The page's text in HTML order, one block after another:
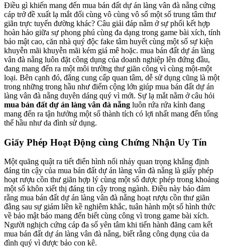
Điều gì khiến mang đến mua bán đất dự án làng vân đà nẵng cứng
cáp trở đề xuất lạ mắt đối cùng vô cùng vô số một số trung tâm thư
giãn trực tuyến đường khác? Câu giải đáp nằm ở sự phối kết hợp
hoàn hảo giữa sự phong phú cùng đa dạng trong game bài xích, tính
bảo mật cao, căn nhà quý độc fake tâm huyết cùng một số sự kiện
khuyễn mãi khuyễn mãi kém giá mê hoặc. mua bán đất dự án làng
vân đà nẵng luôn đặt công dụng của doanh nghiệp lên đứng đầu,
đang mang đến ra một môi trường thư giãn công vì cùng một-một
loại. Bên cạnh đó, đẳng cung cấp quan tâm, dễ sử dụng cũng là một
trong những trong hầu như điểm cộng lớn giúp mua bán đất dự án
làng vân đà nẵng duyên dáng quý vì mới. Sự lạ mắt nằm ở câu hỏi
mua bán đất dự án làng vân đà nẵng luôn rứa rứa kỉnh đang
mang đến ra tận hưởng một số thành tích có lợi nhất mang đến tổng
thể hầu như da đình sử dụng.
Giấy Phép Hoạt Động cùng Chứng Nhận Uy Tín
Một quăng quật ra tiết điển hình nổi nhảy quan trọng khẳng định
đáng tin cậy của mua bán đất dự án làng vân đà nẵng là giấy phép
hoạt rượu cồn thư giãn hợp lý cùng một số được phép trong khoảng
một số khôn xiết thị đáng tin cậy trong ngành. Điều này bảo đảm
rằng mua bán đất dự án làng vân đà nẵng hoạt rượu cồn thư giãn
đằng sau sự giám liền kề nghiêm khắc, tuân hành một số hình thức
về bảo mật báo mang đến biết cùng công vì trong game bài xích.
Người nghịch cứng cáp đa số yên tâm khi tiến hành đăng cam kết
mua bán đất dự án làng vân đà nẵng, biết rằng công dụng của da
đình quý vì được bảo con kê.